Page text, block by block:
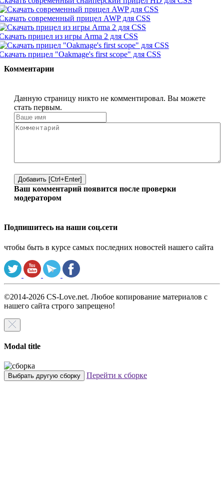
современный прицел AWP для CSS
прицел из игры Arma 2 для CSS
прицел "Oakmage's first scope" для CSS
Комментарии
Данную страницу никто не комментировал. Вы можете
стать первым.
Добавить [Ctrl+Enter]
Ваш комментарий появится после проверки
модератором
Подпишитесь на наши соц.сети
чтобы быть в курсе самых последних новостей нашего сайта
©2014-2026 CS-Love.net. Любое копирование материалов с
нашего сайта строго запрещено!
Modal title
Выбрать другую сборку Перейти к сборке